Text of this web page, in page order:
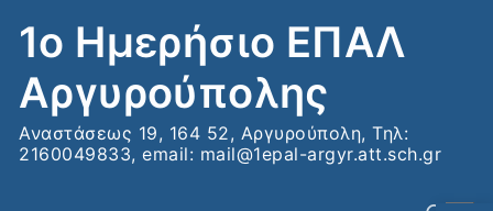
στο
περιεχόμενο
1ο Ημερήσιο ΕΠΑΛ
Αργυρούπολης
Αναστάσεως 19, 164 52, Αργυρούπολη, Τηλ:
2160049833, email: mail@1epal-argyr.att.sch.gr